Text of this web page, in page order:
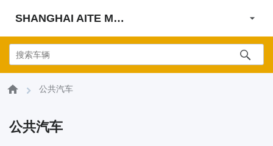
SHANGHAI AITE MACHINE CO., LTD
公共汽车
公共汽车